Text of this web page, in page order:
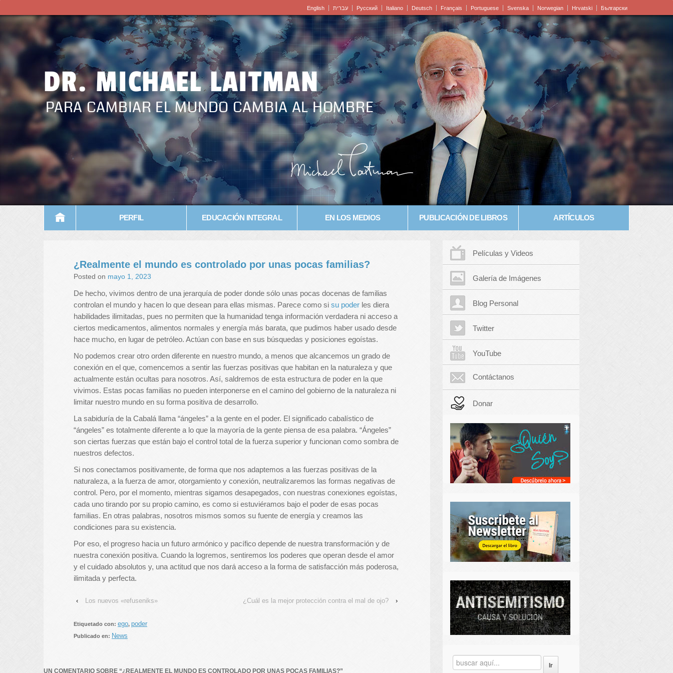
English עברית Pусский Italiano Deutsch Français Portuguese Svenska Norwegian Hrvatski Български
DR. MICHAEL LAITMAN
PARA CAMBIAR EL MUNDO CAMBIA AL HOMBRE
PERFIL EDUCACIÓN INTEGRAL EN LOS MEDIOS PUBLICACIÓN DE LIBROS ARTÍCULOS
¿Realmente el mundo es controlado por unas pocas familias?
Posted on mayo 1, 2023
De hecho, vivimos dentro de una jerarquía de poder donde sólo unas pocas docenas de familias
controlan el mundo y hacen lo que desean para ellas mismas. Parece como si su poder les diera
habilidades ilimitadas, pues no permiten que la humanidad tenga información verdadera ni acceso a
ciertos medicamentos, alimentos normales y energía más barata, que pudimos haber usado desde
hace mucho, en lugar de petróleo. Actúan con base en sus búsquedas y posiciones egoístas.
No podemos crear otro orden diferente en nuestro mundo, a menos que alcancemos un grado de
conexión en el que, comencemos a sentir las fuerzas positivas que habitan en la naturaleza y que
actualmente están ocultas para nosotros. Así, saldremos de esta estructura de poder en la que
vivimos. Estas pocas familias no pueden interponerse en el camino del gobierno de la naturaleza ni
limitar nuestro mundo en su forma positiva de desarrollo.
La sabiduría de la Cabalá llama “ángeles” a la gente en el poder. El significado cabalístico de
“ángeles” es totalmente diferente a lo que la mayoría de la gente piensa de esa palabra. “Ángeles”
son ciertas fuerzas que están bajo el control total de la fuerza superior y funcionan como sombra de
nuestros defectos.
Si nos conectamos positivamente, de forma que nos adaptemos a las fuerzas positivas de la
naturaleza, a la fuerza de amor, otorgamiento y conexión, neutralizaremos las formas negativas de
control. Pero, por el momento, mientras sigamos desapegados, con nuestras conexiones egoístas,
cada uno tirando por su propio camino, es como si estuviéramos bajo el poder de esas pocas
familias. En otras palabras, nosotros mismos somos su fuente de energía y creamos las
condiciones para su existencia.
Por eso, el progreso hacia un futuro armónico y pacífico depende de nuestra transformación y de
nuestra conexión positiva. Cuando la logremos, sentiremos los poderes que operan desde el amor
y el cuidado absolutos y, una actitud que nos dará acceso a la forma de satisfacción más poderosa,
ilimitada y perfecta.
‹ Los nuevos «refuseniks» ¿Cuál es la mejor protección contra el mal de ojo? ›
Etiquetado con: ego, poder
Publicado en: News
UN COMENTARIO SOBRE “¿REALMENTE EL MUNDO ES CONTROLADO POR UNAS POCAS FAMILIAS?”
Películas y Videos
Galería de Imágenes
Blog Personal
Twitter
YouTube
Contáctanos
Donar